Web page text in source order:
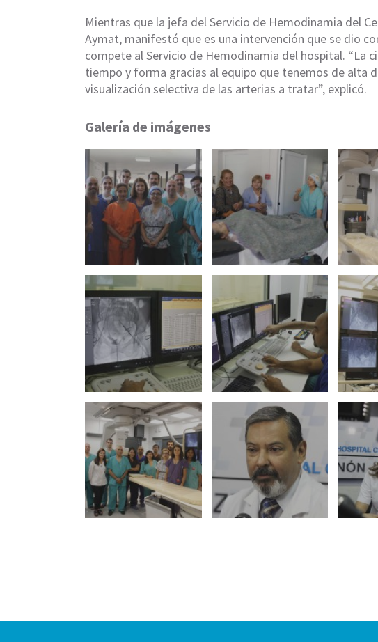
Mientras que la jefa del Servicio de Hemodinamia del
Aymat, manifestó que es una intervención que se dio
compete al Servicio de Hemodinamia del hospital. “La
tiempo y forma gracias al equipo que tenemos de alta
visualización selectiva de las arterias a tratar”, explicó.
Galería de imágenes